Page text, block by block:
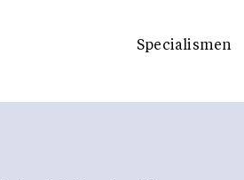
Specialismen